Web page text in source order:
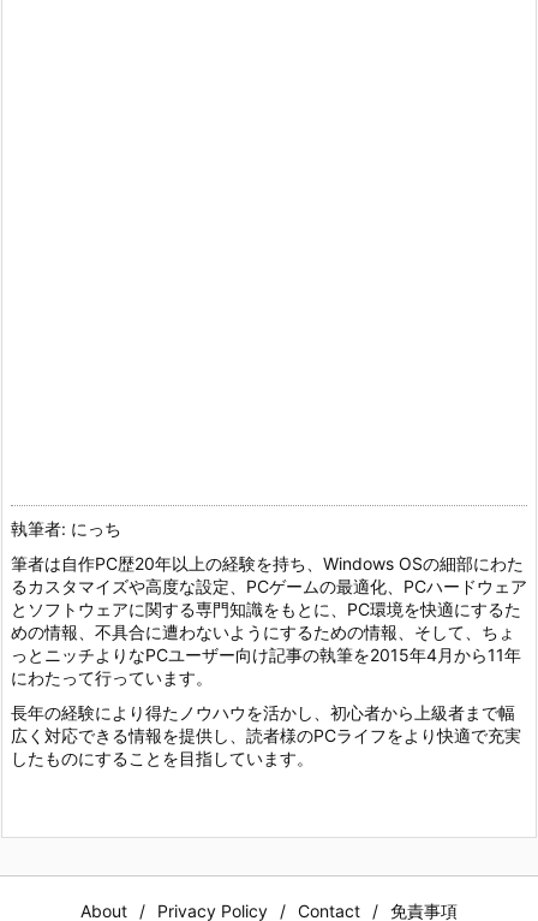
執筆者: にっち
筆者は自作PC歴20年以上の経験を持ち、Windows OSの細部にわた
るカスタマイズや高度な設定、PCゲームの最適化、PCハードウェア
とソフトウェアに関する専門知識をもとに、PC環境を快適にするた
めの情報、不具合に遭わないようにするための情報、そして、ちょ
っとニッチよりなPCユーザー向け記事の執筆を2015年4月から11年
にわたって行っています。
長年の経験により得たノウハウを活かし、初心者から上級者まで幅
広く対応できる情報を提供し、読者様のPCライフをより快適で充実
したものにすることを目指しています。
About Privacy Policy Contact 免責事項